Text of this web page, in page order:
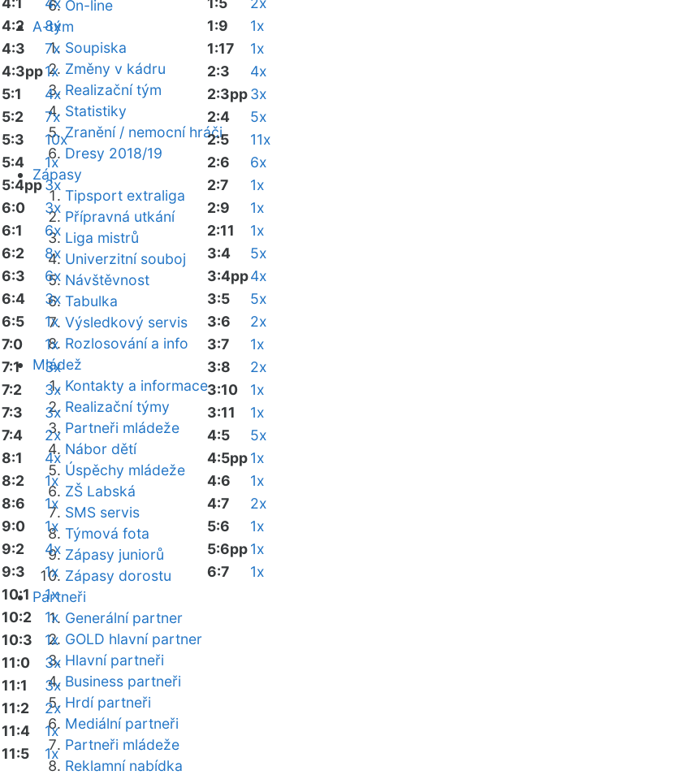
On-line
A-tým
Soupiska
Změny v kádru
Realizační tým
Statistiky
Zranění / nemocní hráči
Dresy 2018/19
Zápasy
Tipsport extraliga
Přípravná utkání
Liga mistrů
Univerzitní souboj
Návštěvnost
Tabulka
Výsledkový servis
Rozlosování a info
Mládež
Kontakty a informace
Realizační týmy
Partneři mládeže
Nábor dětí
Úspěchy mládeže
ZŠ Labská
SMS servis
Týmová fota
Zápasy juniorů
Zápasy dorostu
Partneři
Generální partner
GOLD hlavní partner
Hlavní partneři
Business partneři
Hrdí partneři
Mediální partneři
Partneři mládeže
Reklamní nabídka
4:2
8x
4:3
7x
4:3pp1x
5:1
4x
5:2
7x
5:3
10x
5:4
1x
5:4pp3x
6:0
3x
6:1
6x
6:2
8x
6:3
6x
6:4
3x
6:5
1x
7:0
1x
7:1
3x
7:2
3x
7:3
3x
7:4
2x
8:1
4x
8:2
1x
8:6
1x
9:0
1x
9:2
4x
9:3
1x
10:1
1x
10:2
1x
10:3
1x
11:0
3x
11:1
3x
11:2
2x
11:4
1x
11:5
1x
1:9
1x
1:17
1x
2:3
4x
2:3pp3x
2:4
5x
2:5
11x
2:6
6x
2:7
1x
2:9
1x
2:11
1x
3:4
5x
3:4pp4x
3:5
5x
3:6
2x
3:7
1x
3:8
2x
3:10
1x
3:11
1x
4:5
5x
4:5pp1x
4:6
1x
4:7
2x
5:6
1x
5:6pp1x
6:7
1x